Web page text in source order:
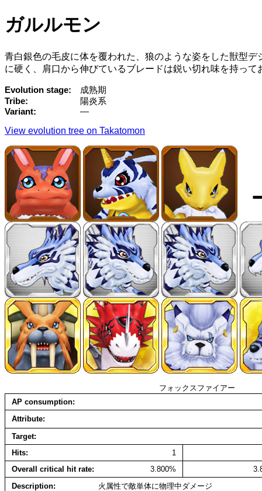
ガルルモン
青白銀色の毛皮に体を覆われた、狼のような姿をした獣型
に硬く、肩口から伸びているブレードは鋭い切れ味を持っ
Evolution stage
成熟期
Tribe
陽炎系
Variant
—
View evolution tree on Takatomon
フォックスファイアー
AP consumption
Attribute
Target
Hits
1
Overall critical hit rate
3.800%
Description
火属性で敵単体に物理中ダメージ